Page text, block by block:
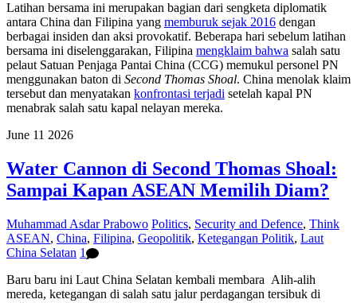
Latihan bersama ini merupakan bagian dari sengketa diplomatik
antara China dan Filipina yang memburuk sejak 2016 dengan
berbagai insiden dan aksi provokatif. Beberapa hari sebelum latihan
bersama ini diselenggarakan, Filipina mengklaim bahwa salah satu
pelaut Satuan Penjaga Pantai China (CCG) memukul personel PN
menggunakan baton di Second Thomas Shoal. China menolak klaim
tersebut dan menyatakan konfrontasi terjadi setelah kapal PN
menabrak salah satu kapal nelayan mereka.
June 11 2026
Water Cannon di Second Thomas Shoal:
Sampai Kapan ASEAN Memilih Diam?
Muhammad Asdar Prabowo Politics, Security and Defence, Think
ASEAN, China, Filipina, Geopolitik, Ketegangan Politik, Laut
China Selatan 1
Baru baru ini Laut China Selatan kembali membara Alih-alih
mereda, ketegangan di salah satu jalur perdagangan tersibuk di